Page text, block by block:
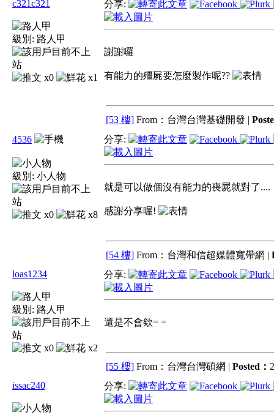
c321c321
級別: 路人甲
x0 x1
分享:
謝謝囉
有能力的殭屍要怎麼製作呢??
[53 樓] From：台灣台灣基礎開發 |
4536
級別: 小人物
x0 x8
分享:
就是可以做個沒有能力的喪屍就對了....
感謝分享喔!
[54 樓] From：台灣和信超媒體寬帶網 |
loas1234
級別: 路人甲
x0 x2
分享:
還是不會欸= =
[55 樓] From：台灣台灣碩網 | Posted：
issac240
分享: